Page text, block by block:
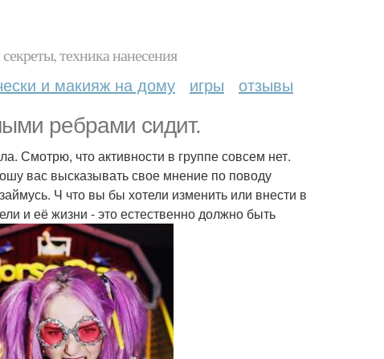
техника нанесения
и макияж на дому игры отзывы
ребрами сидит.
Смотрю, что активности в группе совсем нет.
вас высказывать свое мнение по поводу
Ч что вы бы хотели изменить или внести в
и её жизни - это естественно должно быть